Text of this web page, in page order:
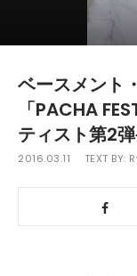
ベースメント
「PACHA
ティスト第2
2016.03.11 TEXT BY: